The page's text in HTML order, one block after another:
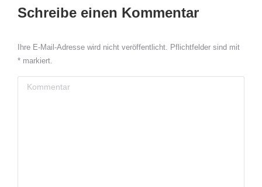
Schreibe einen Kommentar
Ihre E-Mail-Adresse wird nicht veröffentlicht. Pflichtfelder sind mit
* markiert.
Kommentar